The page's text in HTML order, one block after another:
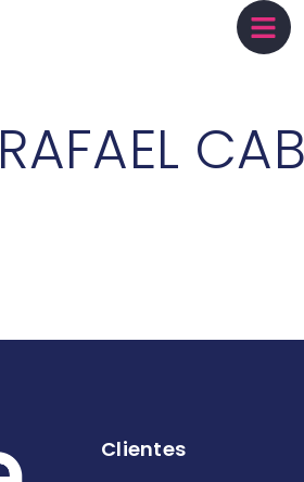
RAFAEL
Clientes